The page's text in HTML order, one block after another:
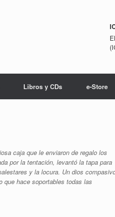
Libros y CDs e-Store
caja que le enviaron de regalo los
por la tentación, levantó la tapa para
y la locura. Un dios
que hace soportables todas las